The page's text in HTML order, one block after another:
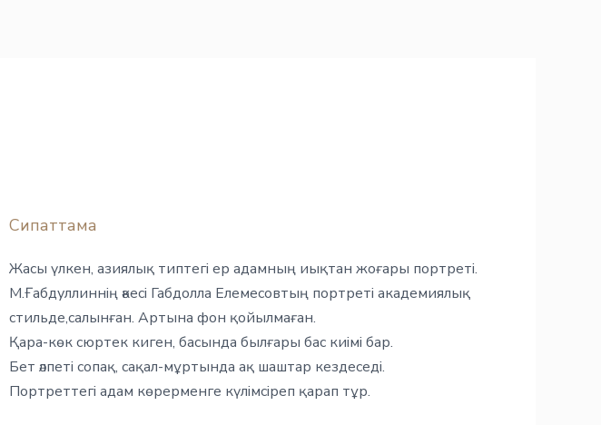
Сипаттама
Жасы үлкен, азиялық типтегі ер адамның иықтан жоғары портреті.
М.Ғабдуллиннің әкесі Габдолла Елемесовтың портреті академиялық
стильде,салынған. Артына фон қойылмаған.
Қара-көк сюртек киген, басында былғары бас киімі бар.
Бет әлпеті сопақ, сақал-мұртында ақ шаштар кездеседі.
Портреттегі адам көрерменге күлімсіреп қарап тұр.